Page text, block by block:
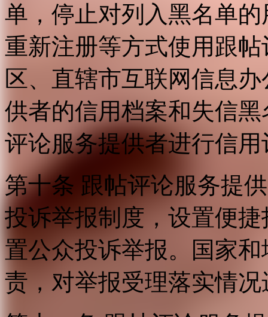
单，停止对列入黑名单
重新注册等方式使用跟
区、直辖市互联网信息
供者的信用档案和失信
评论服务提供者进行信用
第十条 跟帖评论服务提
投诉举报制度，设置便
置公众投诉举报。国家
责，对举报受理落实情